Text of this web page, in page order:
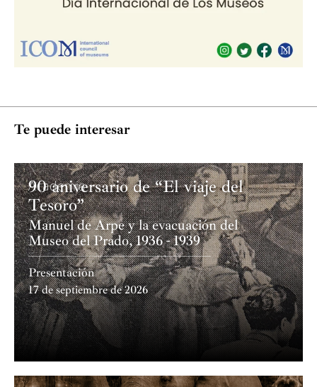
Te puede interesar
Academia
90 aniversario de “El viaje del
Tesoro”
Manuel de Arpe y la evacuación del
Museo del Prado, 1936 - 1939
Presentación
17 de septiembre de 2026